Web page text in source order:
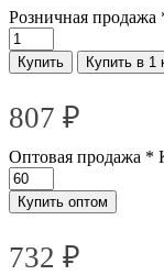
Розничная продажа
Купить Купить в 1
807 ₽
Оптовая продажа *
Купить оптом
732 ₽